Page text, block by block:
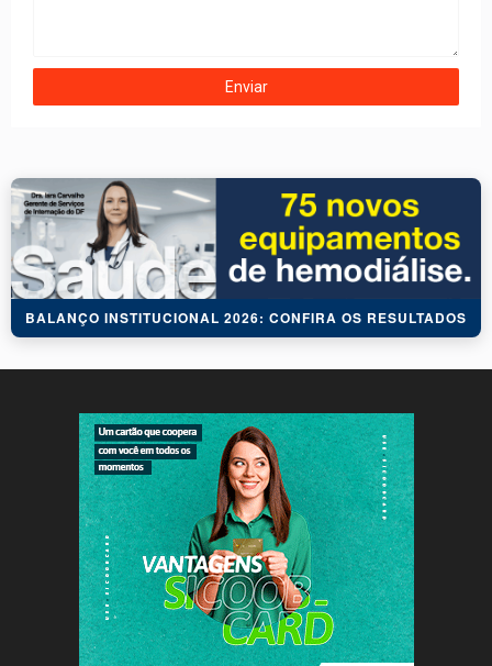
BALANÇO INSTITUCIONAL 2026: CONFIRA OS RESULTADOS